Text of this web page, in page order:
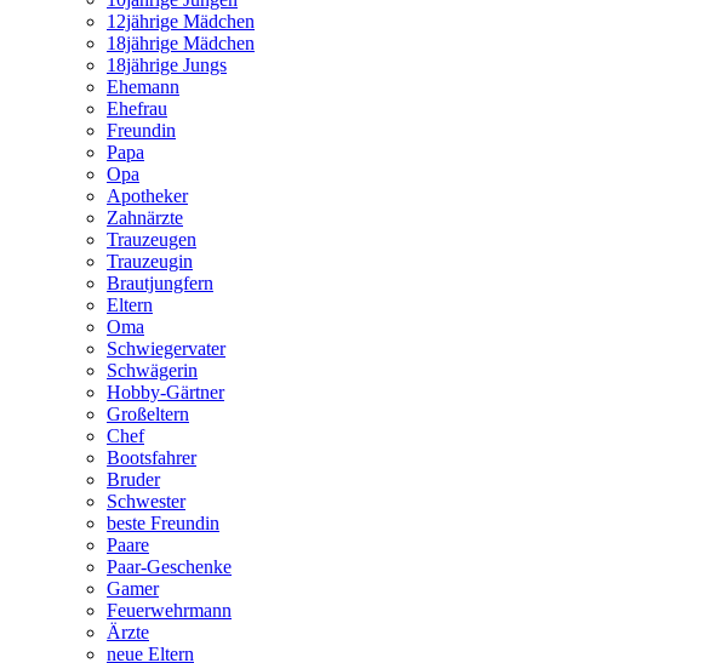
12jährige Mädchen
18jährige Mädchen
18jährige Jungs
Ehemann
Ehefrau
Freundin
Papa
Opa
Apotheker
Zahnärzte
Trauzeugen
Trauzeugin
Brautjungfern
Eltern
Oma
Schwiegervater
Schwägerin
Hobby-Gärtner
Großeltern
Chef
Bootsfahrer
Bruder
Schwester
beste Freundin
Paare
Paar-Geschenke
Gamer
Feuerwehrmann
Ärzte
neue Eltern